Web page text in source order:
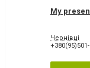
My
Чернівці